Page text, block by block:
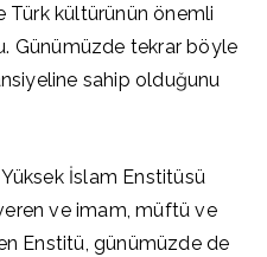
Türk kültürünün önemli
Günümüzde tekrar böyle
sahip olduğunu
Yüksek İslam Enstitüsü
veren ve imam, müftü ve
Enstitü, günümüzde de